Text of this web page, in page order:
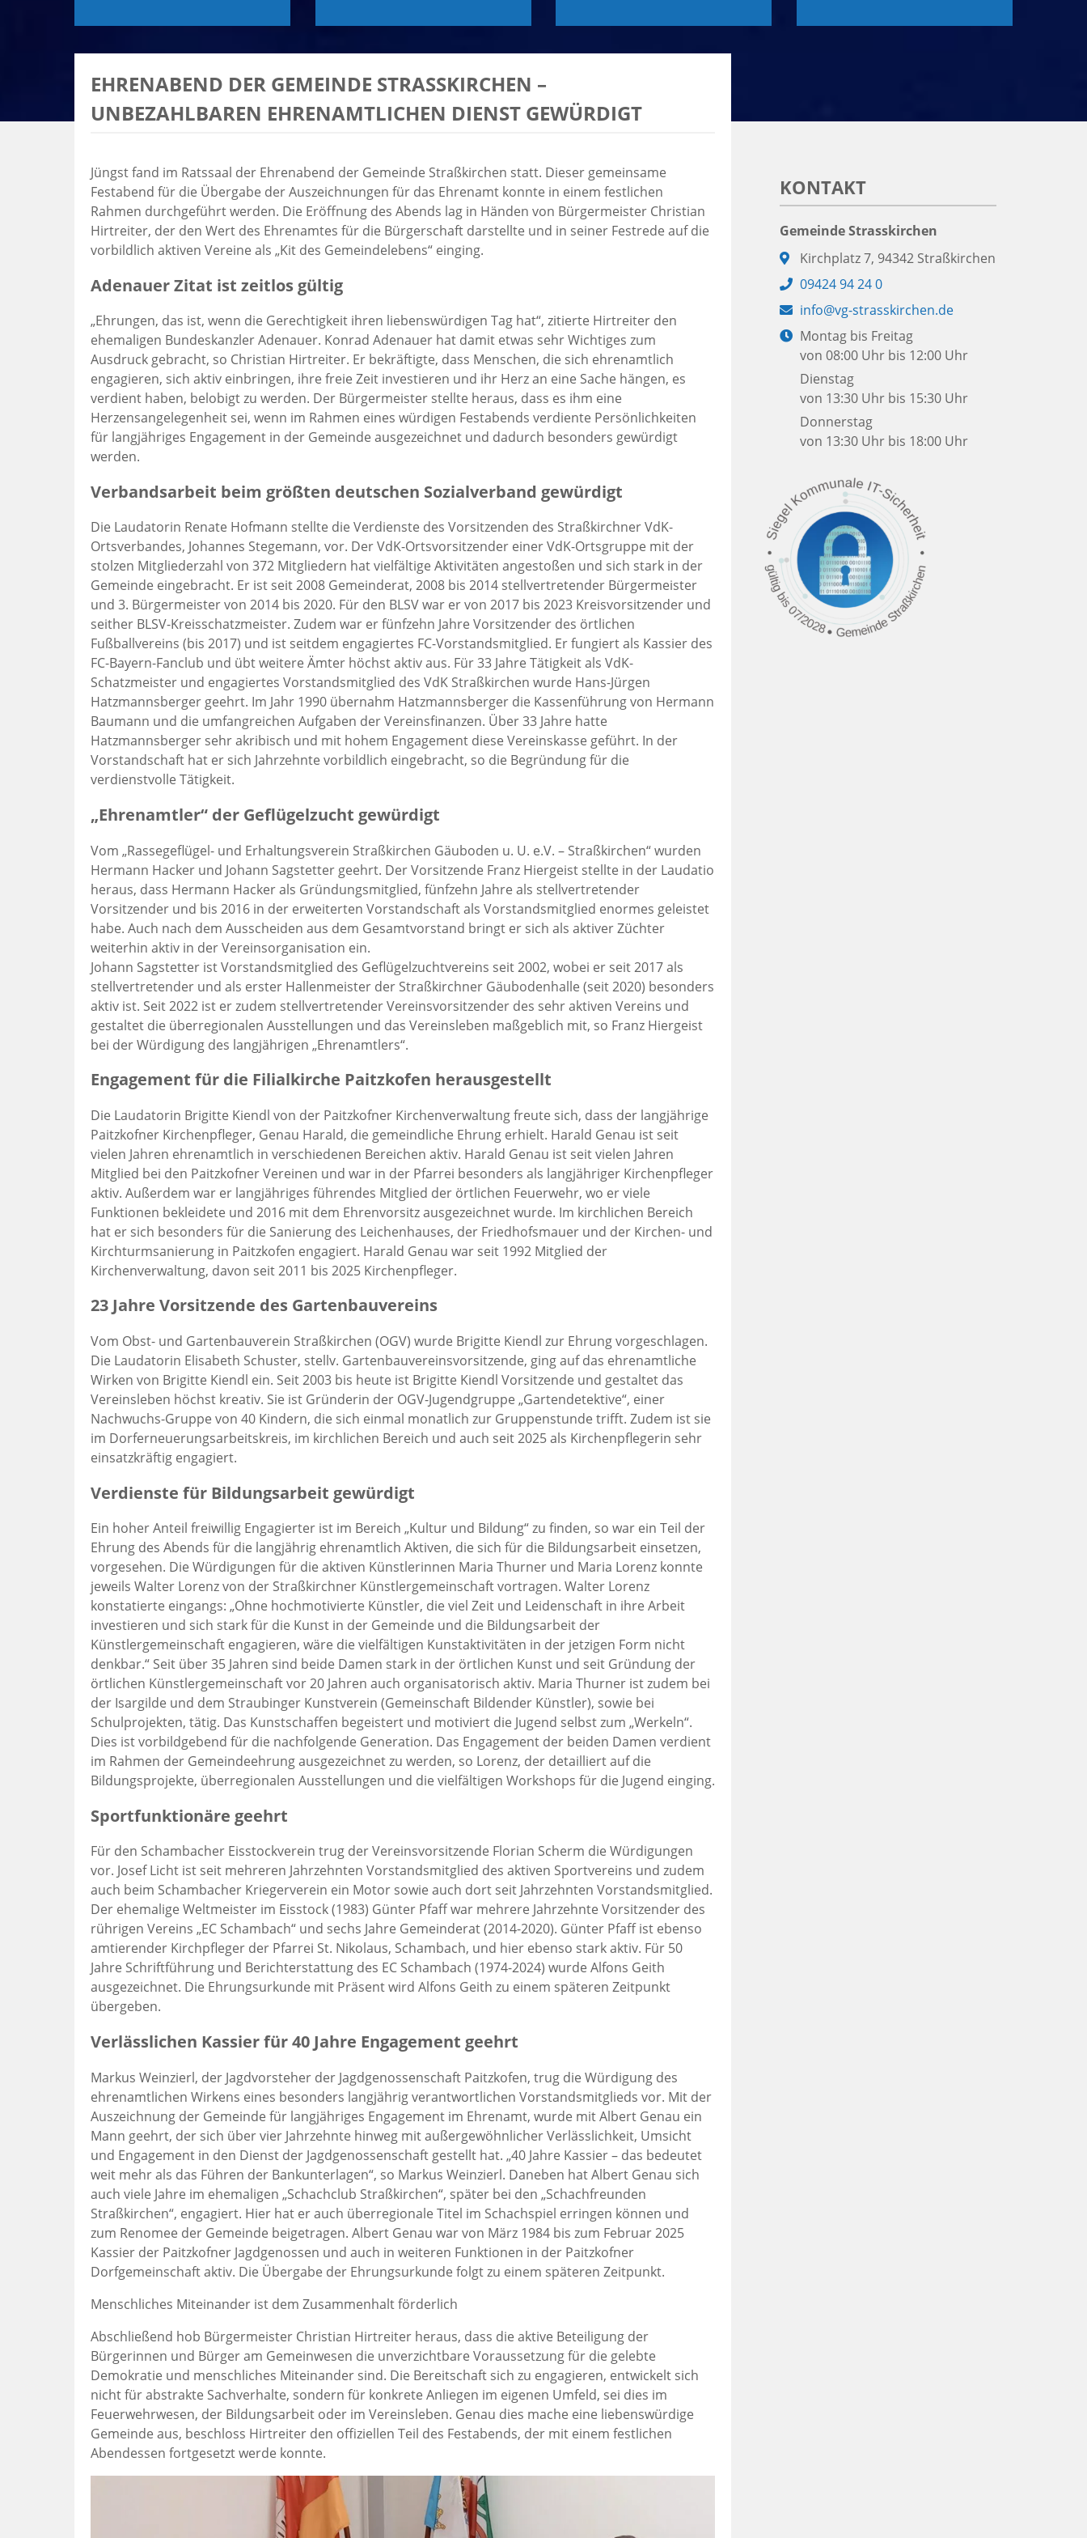
EHRENABEND DER GEMEINDE STRASSKIRCHEN – U
NBEZAHLBAREN EHRENAMTLICHEN DIENST GEWÜRDIGT
Jüngst fand im Ratssaal der Ehrenabend der Gemeinde Straßkirchen statt. Dieser gemeinsame
Festabend für die Übergabe der Auszeichnungen für das Ehrenamt konnte in einem festlichen
Rahmen durchgeführt werden. Die Eröffnung des Abends lag in Händen von Bürgermeister Christian
Hirtreiter, der den Wert des Ehrenamtes für die Bürgerschaft darstellte und in seiner Festrede auf die
vorbildlich aktiven Vereine als „Kit des Gemeindelebens“ einging.
Adenauer Zitat ist zeitlos gültig
„Ehrungen, das ist, wenn die Gerechtigkeit ihren liebenswürdigen Tag hat“, zitierte Hirtreiter den
ehemaligen Bundeskanzler Adenauer. Konrad Adenauer hat damit etwas sehr Wichtiges zum
Ausdruck gebracht, so Christian Hirtreiter. Er bekräftigte, dass Menschen, die sich ehrenamtlich
engagieren, sich aktiv einbringen, ihre freie Zeit investieren und ihr Herz an eine Sache hängen, es
verdient haben, belobigt zu werden. Der Bürgermeister stellte heraus, dass es ihm eine
Herzensangelegenheit sei, wenn im Rahmen eines würdigen Festabends verdiente Persönlichkeiten
für langjähriges Engagement in der Gemeinde ausgezeichnet und dadurch besonders gewürdigt
werden.
Verbandsarbeit beim größten deutschen Sozialverband gewürdigt
Die Laudatorin Renate Hofmann stellte die Verdienste des Vorsitzenden des Straßkirchner VdK-
Ortsverbandes, Johannes Stegemann, vor. Der VdK-Ortsvorsitzender einer VdK-Ortsgruppe mit der
stolzen Mitgliederzahl von 372 Mitgliedern hat vielfältige Aktivitäten angestoßen und sich stark in der
Gemeinde eingebracht. Er ist seit 2008 Gemeinderat, 2008 bis 2014 stellvertretender Bürgermeister
und 3. Bürgermeister von 2014 bis 2020. Für den BLSV war er von 2017 bis 2023 Kreisvorsitzender und
seither BLSV-Kreisschatzmeister. Zudem war er fünfzehn Jahre Vorsitzender des örtlichen
Fußballvereins (bis 2017) und ist seitdem engagiertes FC-Vorstandsmitglied. Er fungiert als Kassier des
FC-Bayern-Fanclub und übt weitere Ämter höchst aktiv aus. Für 33 Jahre Tätigkeit als VdK-
Schatzmeister und engagiertes Vorstandsmitglied des VdK Straßkirchen wurde Hans-Jürgen
Hatzmannsberger geehrt. Im Jahr 1990 übernahm Hatzmannsberger die Kassenführung von Hermann
Baumann und die umfangreichen Aufgaben der Vereinsfinanzen. Über 33 Jahre hatte
Hatzmannsberger sehr akribisch und mit hohem Engagement diese Vereinskasse geführt. In der
Vorstandschaft hat er sich Jahrzehnte vorbildlich eingebracht, so die Begründung für die
verdienstvolle Tätigkeit.
„Ehrenamtler“ der Geflügelzucht gewürdigt
Vom „Rassegeflügel- und Erhaltungsverein Straßkirchen Gäuboden u. U. e.V. – Straßkirchen“ wurden
Hermann Hacker und Johann Sagstetter geehrt. Der Vorsitzende Franz Hiergeist stellte in der Laudatio
heraus, dass Hermann Hacker als Gründungsmitglied, fünfzehn Jahre als stellvertretender
Vorsitzender und bis 2016 in der erweiterten Vorstandschaft als Vorstandsmitglied enormes geleistet
habe. Auch nach dem Ausscheiden aus dem Gesamtvorstand bringt er sich als aktiver Züchter
weiterhin aktiv in der Vereinsorganisation ein.
Johann Sagstetter ist Vorstandsmitglied des Geflügelzuchtvereins seit 2002, wobei er seit 2017 als
stellvertretender und als erster Hallenmeister der Straßkirchner Gäubodenhalle (seit 2020) besonders
aktiv ist. Seit 2022 ist er zudem stellvertretender Vereinsvorsitzender des sehr aktiven Vereins und
gestaltet die überregionalen Ausstellungen und das Vereinsleben maßgeblich mit, so Franz Hiergeist
bei der Würdigung des langjährigen „Ehrenamtlers“.
Engagement für die Filialkirche Paitzkofen herausgestellt
Die Laudatorin Brigitte Kiendl von der Paitzkofner Kirchenverwaltung freute sich, dass der langjährige
Paitzkofner Kirchenpfleger, Genau Harald, die gemeindliche Ehrung erhielt. Harald Genau ist seit
vielen Jahren ehrenamtlich in verschiedenen Bereichen aktiv. Harald Genau ist seit vielen Jahren
Mitglied bei den Paitzkofner Vereinen und war in der Pfarrei besonders als langjähriger Kirchenpfleger
aktiv. Außerdem war er langjähriges führendes Mitglied der örtlichen Feuerwehr, wo er viele
Funktionen bekleidete und 2016 mit dem Ehrenvorsitz ausgezeichnet wurde. Im kirchlichen Bereich
hat er sich besonders für die Sanierung des Leichenhauses, der Friedhofsmauer und der Kirchen- und
Kirchturmsanierung in Paitzkofen engagiert. Harald Genau war seit 1992 Mitglied der
Kirchenverwaltung, davon seit 2011 bis 2025 Kirchenpfleger.
23 Jahre Vorsitzende des Gartenbauvereins
Vom Obst- und Gartenbauverein Straßkirchen (OGV) wurde Brigitte Kiendl zur Ehrung vorgeschlagen.
Die Laudatorin Elisabeth Schuster, stellv. Gartenbauvereinsvorsitzende, ging auf das ehrenamtliche
Wirken von Brigitte Kiendl ein. Seit 2003 bis heute ist Brigitte Kiendl Vorsitzende und gestaltet das
Vereinsleben höchst kreativ. Sie ist Gründerin der OGV-Jugendgruppe „Gartendetektive“, einer
Nachwuchs-Gruppe von 40 Kindern, die sich einmal monatlich zur Gruppenstunde trifft. Zudem ist sie
im Dorferneuerungsarbeitskreis, im kirchlichen Bereich und auch seit 2025 als Kirchenpflegerin sehr
einsatzkräftig engagiert.
Verdienste für Bildungsarbeit gewürdigt
Ein hoher Anteil freiwillig Engagierter ist im Bereich „Kultur und Bildung“ zu finden, so war ein Teil der
Ehrung des Abends für die langjährig ehrenamtlich Aktiven, die sich für die Bildungsarbeit einsetzen,
vorgesehen. Die Würdigungen für die aktiven Künstlerinnen Maria Thurner und Maria Lorenz konnte
jeweils Walter Lorenz von der Straßkirchner Künstlergemeinschaft vortragen. Walter Lorenz
konstatierte eingangs: „Ohne hochmotivierte Künstler, die viel Zeit und Leidenschaft in ihre Arbeit
investieren und sich stark für die Kunst in der Gemeinde und die Bildungsarbeit der
Künstlergemeinschaft engagieren, wäre die vielfältigen Kunstaktivitäten in der jetzigen Form nicht
denkbar.“ Seit über 35 Jahren sind beide Damen stark in der örtlichen Kunst und seit Gründung der
örtlichen Künstlergemeinschaft vor 20 Jahren auch organisatorisch aktiv. Maria Thurner ist zudem bei
der Isargilde und dem Straubinger Kunstverein (Gemeinschaft Bildender Künstler), sowie bei
Schulprojekten, tätig. Das Kunstschaffen begeistert und motiviert die Jugend selbst zum „Werkeln“.
Dies ist vorbildgebend für die nachfolgende Generation. Das Engagement der beiden Damen verdient
im Rahmen der Gemeindeehrung ausgezeichnet zu werden, so Lorenz, der detailliert auf die
Bildungsprojekte, überregionalen Ausstellungen und die vielfältigen Workshops für die Jugend einging.
Sportfunktionäre geehrt
Für den Schambacher Eisstockverein trug der Vereinsvorsitzende Florian Scherm die Würdigungen
vor. Josef Licht ist seit mehreren Jahrzehnten Vorstandsmitglied des aktiven Sportvereins und zudem
auch beim Schambacher Kriegerverein ein Motor sowie auch dort seit Jahrzehnten Vorstandsmitglied.
Der ehemalige Weltmeister im Eisstock (1983) Günter Pfaff war mehrere Jahrzehnte Vorsitzender des
rührigen Vereins „EC Schambach“ und sechs Jahre Gemeinderat (2014-2020). Günter Pfaff ist ebenso
amtierender Kirchpfleger der Pfarrei St. Nikolaus, Schambach, und hier ebenso stark aktiv. Für 50
Jahre Schriftführung und Berichterstattung des EC Schambach (1974-2024) wurde Alfons Geith
ausgezeichnet. Die Ehrungsurkunde mit Präsent wird Alfons Geith zu einem späteren Zeitpunkt
übergeben.
Verlässlichen Kassier für 40 Jahre Engagement geehrt
Markus Weinzierl, der Jagdvorsteher der Jagdgenossenschaft Paitzkofen, trug die Würdigung des
ehrenamtlichen Wirkens eines besonders langjährig verantwortlichen Vorstandsmitglieds vor. Mit der
Auszeichnung der Gemeinde für langjähriges Engagement im Ehrenamt, wurde mit Albert Genau ein
Mann geehrt, der sich über vier Jahrzehnte hinweg mit außergewöhnlicher Verlässlichkeit, Umsicht
und Engagement in den Dienst der Jagdgenossenschaft gestellt hat. „40 Jahre Kassier – das bedeutet
weit mehr als das Führen der Bankunterlagen“, so Markus Weinzierl. Daneben hat Albert Genau sich
auch viele Jahre im ehemaligen „Schachclub Straßkirchen“, später bei den „Schachfreunden
Straßkirchen“, engagiert. Hier hat er auch überregionale Titel im Schachspiel erringen können und
zum Renomee der Gemeinde beigetragen. Albert Genau war von März 1984 bis zum Februar 2025
Kassier der Paitzkofner Jagdgenossen und auch in weiteren Funktionen in der Paitzkofner
Dorfgemeinschaft aktiv. Die Übergabe der Ehrungsurkunde folgt zu einem späteren Zeitpunkt.
Menschliches Miteinander ist dem Zusammenhalt förderlich
Abschließend hob Bürgermeister Christian Hirtreiter heraus, dass die aktive Beteiligung der
Bürgerinnen und Bürger am Gemeinwesen die unverzichtbare Voraussetzung für die gelebte
Demokratie und menschliches Miteinander sind. Die Bereitschaft sich zu engagieren, entwickelt sich
nicht für abstrakte Sachverhalte, sondern für konkrete Anliegen im eigenen Umfeld, sei dies im
Feuerwehrwesen, der Bildungsarbeit oder im Vereinsleben. Genau dies mache eine liebenswürdige
Gemeinde aus, beschloss Hirtreiter den offiziellen Teil des Festabends, der mit einem festlichen
Abendessen fortgesetzt werde konnte.
KONTAKT
Gemeinde Strasskirchen
Adresse:
Kirchplatz 7, 94342 Straßkirchen
Telefon:
09424 94 24 0
E-
Mail:
info@vg-strasskirchen.de
Öffnungszeiten:
Montag bis Freitag
von 08:00 Uhr bis 12:00 Uhr
Dienstag
von 13:30 Uhr bis 15:30 Uhr
Donnerstag
von 13:30 Uhr bis 18:00 Uhr